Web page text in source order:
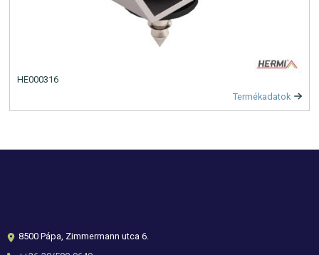
HE000316
Termékadatok
8500 Pápa, Zimmermann utca 6.